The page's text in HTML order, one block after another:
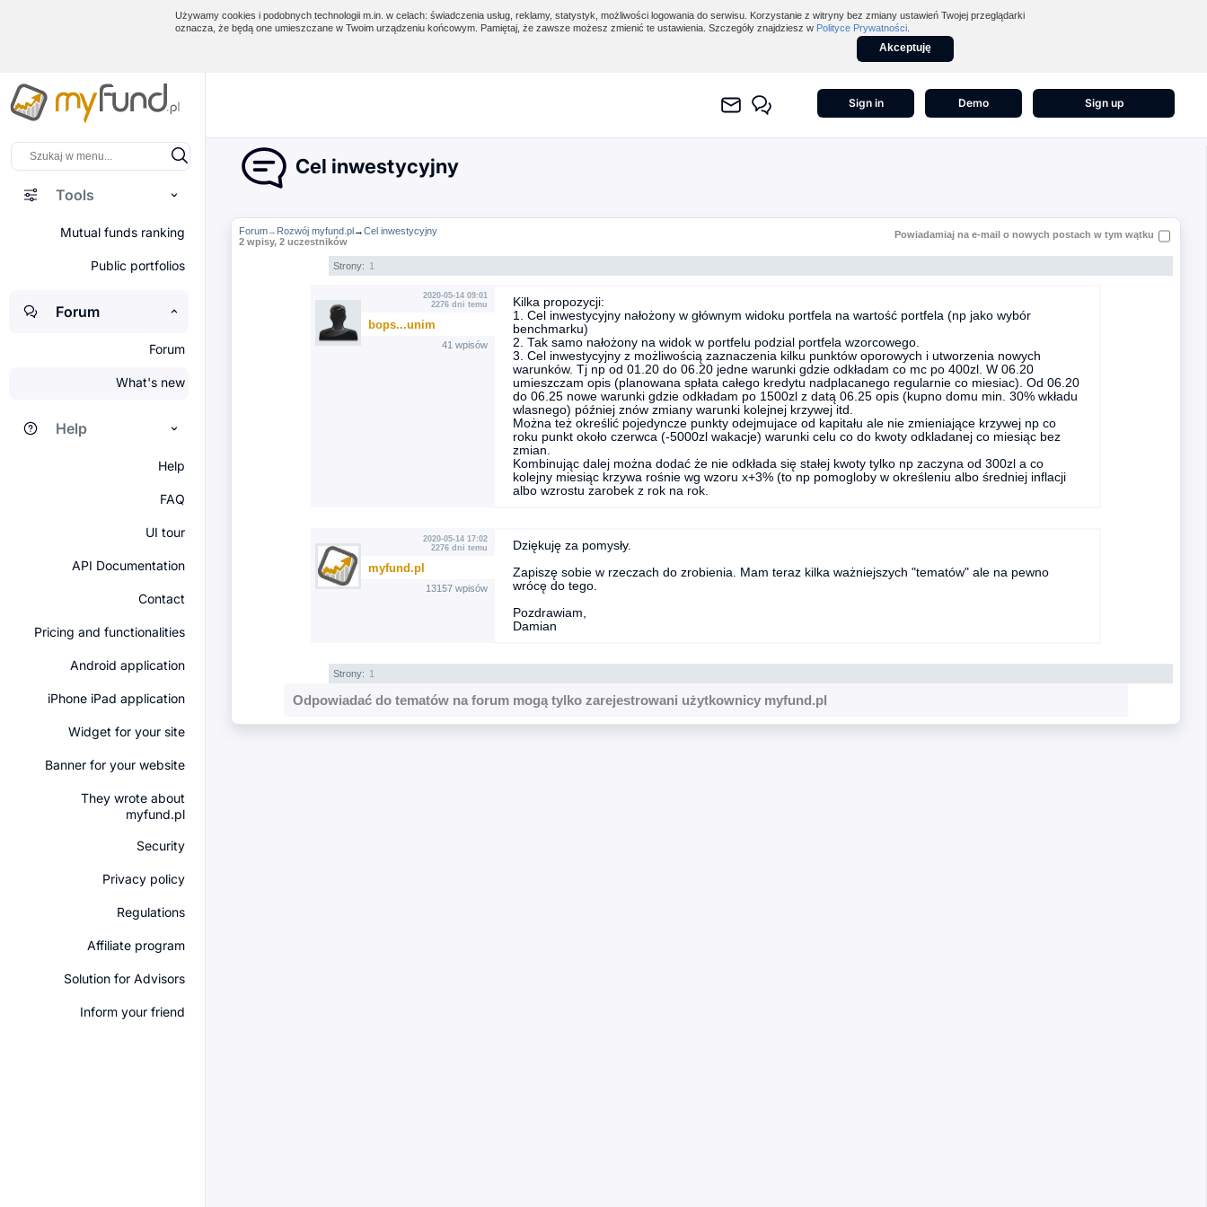
Używamy cookies i podobnych technologii m.in. w celach: świadczenia usług, reklamy, statystyk, możliwości logowania do serwisu. Korzystanie z witryny bez zmiany ustawień Twojej przeglądarki
oznacza, że będą one umieszczane w Twoim urządzeniu końcowym. Pamiętaj, że zawsze możesz zmienić te ustawienia. Szczegóły znajdziesz w Polityce Prywatności
Akceptuję
Tools
Mutual funds ranking
Public portfolios
Forum
Forum
What's new
Help
Help
FAQ
UI tour
API Documentation
Contact
Pricing and functionalities
Android application
iPhone iPad application
Widget for your site
Banner for your website
They wrote about
myfund.pl
Security
Privacy policy
Regulations
Affiliate program
Solution for Advisors
Inform your friend
Sign in Demo Sign up
Cel inwestycyjny
Forum→ Rozwój myfund.pl→Cel inwestycyjny
2 wpisy, 2 uczestników
Powiadamiaj na e-mail o nowych postach w tym wątku
Strony: 1
2020-05-14 09:01
2276 dni temu
bops...unim
41 wpisów
Kilka propozycji:
1. Cel inwestycyjny nałożony w głównym widoku portfela na wartość portfela (np jako wybór
benchmarku)
2. Tak samo nałożony na widok w portfelu podzial portfela wzorcowego.
3. Cel inwestycyjny z możliwością zaznaczenia kilku punktów oporowych i utworzenia nowych
warunków. Tj np od 01.20 do 06.20 jedne warunki gdzie odkładam co mc po 400zl. W 06.20
umieszczam opis (planowana spłata całego kredytu nadplacanego regularnie co miesiac). Od 06.20
do 06.25 nowe warunki gdzie odkładam po 1500zl z datą 06.25 opis (kupno domu min. 30% wkładu
wlasnego) później znów zmiany warunki kolejnej krzywej itd.
Można też określić pojedyncze punkty odejmujace od kapitału ale nie zmieniające krzywej np co
roku punkt około czerwca (-5000zl wakacje) warunki celu co do kwoty odkladanej co miesiąc bez
zmian.
Kombinując dalej można dodać że nie odkłada się stałej kwoty tylko np zaczyna od 300zl a co
kolejny miesiąc krzywa rośnie wg wzoru x+3% (to np pomogloby w określeniu albo średniej inflacji
albo wzrostu zarobek z rok na rok.
2020-05-14 17:02
2276 dni temu
myfund.pl
13157 wpisów
Dziękuję za pomysły.
Zapiszę sobie w rzeczach do zrobienia. Mam teraz kilka ważniejszych "tematów" ale na pewno
wrócę do tego.
Pozdrawiam,
Damian
Strony: 1
Odpowiadać do tematów na forum mogą tylko zarejestrowani użytkownicy myfund.pl